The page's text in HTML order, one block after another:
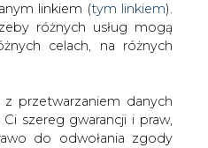
linkiem (tym linkiem).
różnych usług mogą
celach, na różnych
przetwarzaniem danych
szereg gwarancji i praw,
do odwołania zgody
do